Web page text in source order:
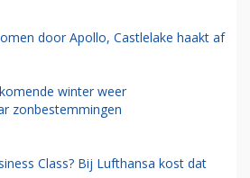
door Apollo, Castlelake haakt af
winter weer
zonbestemmingen
Class? Bij Lufthansa kost dat